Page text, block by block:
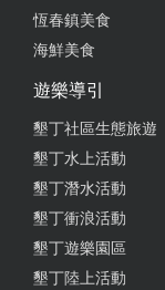
如果來屏
靠鵝肉養
鵝肉跟筍
子來
恆春鎮美食
海鮮美食
遊樂導引
墾丁社區生態旅遊
墾丁水上活動
墾丁潛水活動
墾丁衝浪活動
墾丁遊樂園區
墾丁陸上活動